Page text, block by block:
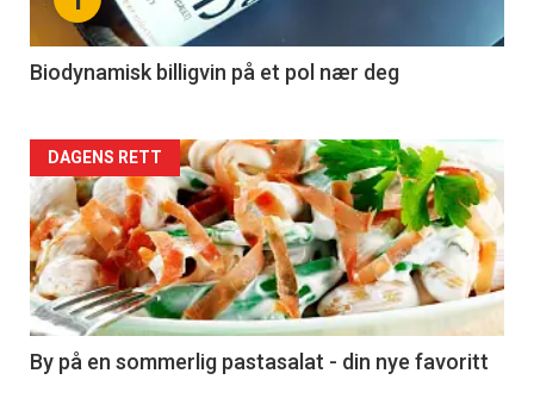
4
Biodynamisk billigvin på et pol nær deg
Forsiden
akkurat
nå
-
5
DAGENS RETT
By på en sommerlig pastasalat - din nye favoritt